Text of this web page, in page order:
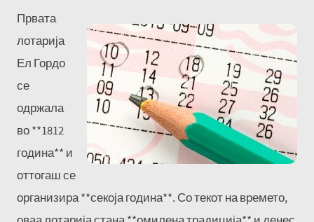
Првата
лотарија
Ел Гордо
се
одржала
во **1812
година** и
оттогаш се
организира **секоја година**. Со текот на времето,